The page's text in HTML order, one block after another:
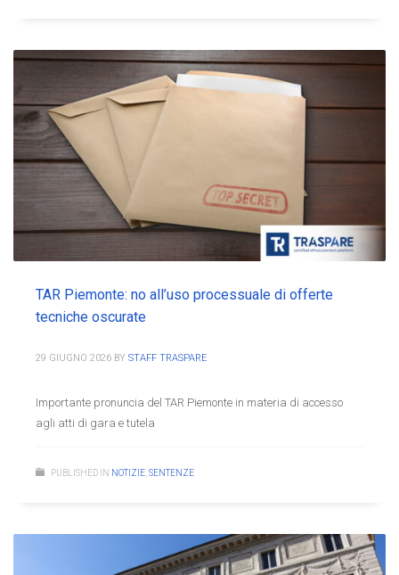
TAR Piemonte: no all’uso processuale di offerte
tecniche oscurate
29 GIUGNO 2026 BY STAFF TRASPARE
Importante pronuncia del TAR Piemonte in materia di accesso
agli atti di gara e tutela
PUBLISHED IN NOTIZIE SENTENZE